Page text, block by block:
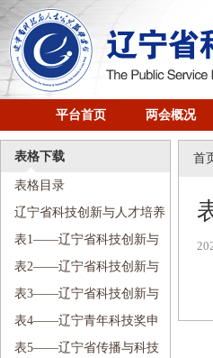
平台首页 两会概况
表格下载
表格目录
辽宁省科技创新与人才培养
研究会下属机构资料目录
表1——辽宁省科技创新与
人才培养研究会（常务）理事
推荐表
表2——辽宁省科技创新与
人才培养研究会团体会员单位
申请登记表
表3——辽宁省科技创新与
人才培养研究会个人会员申请
登记表
表4——辽宁青年科技奖申
报表
表5——辽宁省传播与科技
首